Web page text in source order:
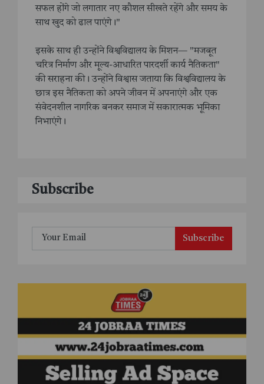
सफल होंगे जो लगातार नए कौशल सीखते रहेंगे और समय के
साथ खुद को ढाल पाएंगे।"
इसके साथ ही उन्होंने विश्वविद्यालय के मिशन— "मजबूत
चरित्र निर्माण और मूल्य-आधारित पारदर्शी कार्य नैतिकता"
की सराहना की। उन्होंने विश्वास जताया कि विश्वविद्यालय के
छात्र इस नैतिकता को अपने जीवन में अपनाएंगे और एक
संवेदनशील नागरिक बनकर समाज में सकारात्मक भूमिका
निभाएंगे।
Subscribe
Subscribe